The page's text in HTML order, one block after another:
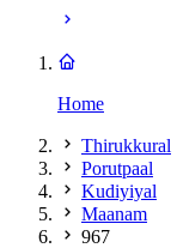
Home
Thirukkural
Porutpaal
Kudiyiyal
Maanam
967